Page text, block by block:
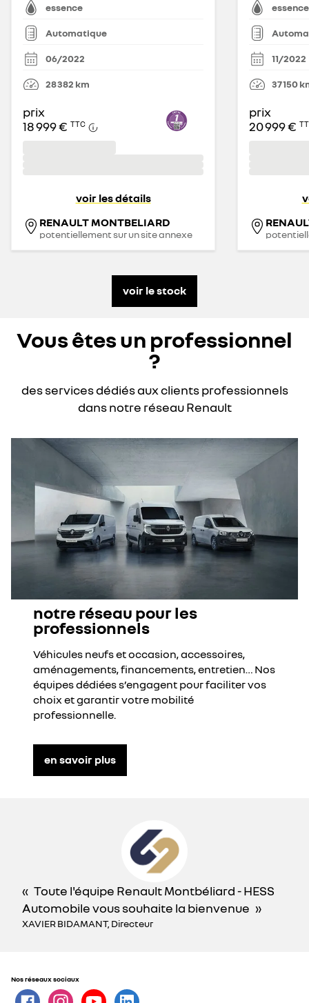
essence
Automatique
06/2022
28 382 km
prix
18 999 € TTC
voir les détails
RENAULT MONTBELIARD
potentiellement sur un site annexe
essence
11/2022
37 150
prix
20 999 €
voir le stock
Vous êtes un professionnel
?
des services dédiés aux clients professionnels
dans notre réseau Renault
notre réseau pour les
professionnels
Véhicules neufs et occasion, accessoires,
aménagements, financements, entretien… Nos
équipes dédiées s’engagent pour faciliter vos
choix et garantir votre mobilité
professionnelle.
en savoir plus
Toute l'équipe Renault Montbéliard - HESS
Automobile vous souhaite la bienvenue
XAVIER BIDAMANT, Directeur
Nos réseaux sociaux